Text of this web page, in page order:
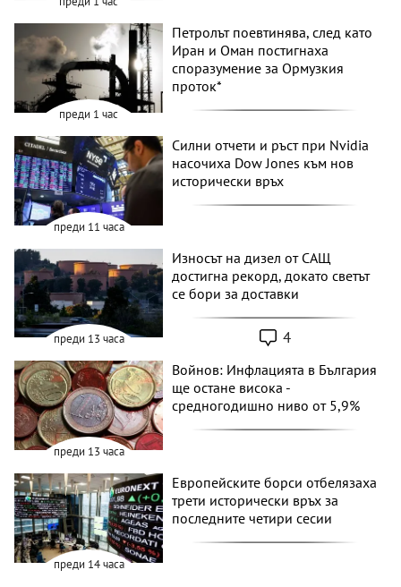
преди 1 час
Петролът поевтинява, след като
Иран и Оман постигнаха
споразумение за Ормузкия
проток*
преди 11 часа
Силни отчети и ръст при Nvidia
насочиха Dow Jones към нов
исторически връх
преди 13 часа
Износът на дизел от САЩ
достигна рекорд, докато светът
се бори за доставки
4
преди 13 часа
Войнов: Инфлацията в България
ще остане висока -
средногодишно ниво от 5,9%
преди 14 часа
Европейските борси отбелязаха
трети исторически връх за
последните четири сесии